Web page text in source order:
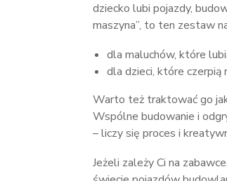
dziecko lubi pojazdy,
maszyna”, to ten zestaw
dla maluchów, które
dla dzieci, które czerpią
Warto też traktować go
Wspólne budowanie i
– liczy się proces i
Jeżeli zależy Ci na